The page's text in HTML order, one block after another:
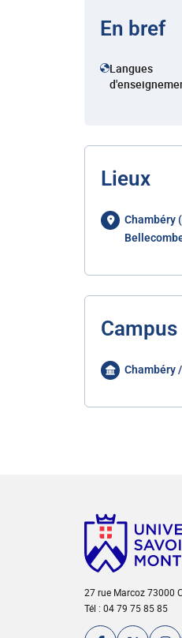
En bref
Langues
Lieux
Chambéry
Campus
Chambéry
27 rue Marcoz 73000
Tél : 04 79 75 85 85